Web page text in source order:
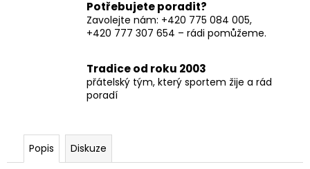
Potřebujete poradit?
Zavolejte nám: +420 775 084 005,
+420 777 307 654 – rádi pomůžeme.
Tradice od roku 2003
přátelský tým, který sportem žije a rád
poradí
Popis Diskuze